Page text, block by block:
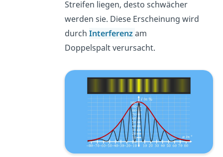
Streifen liegen, desto schwächer
werden sie. Diese Erscheinung wird
durchInterferenzam
Doppelspalt verursacht.